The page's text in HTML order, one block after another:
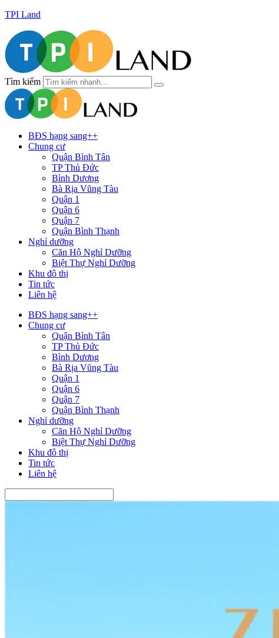
TPI Land
Tìm kiếm
BĐS hạng sang++
Chung cư
Quận Bình Tân
TP Thủ Đức
Bình Dương
Bà Rịa Vũng Tàu
Quận 1
Quận 6
Quận 7
Quận Bình Thạnh
Nghỉ dưỡng
Căn Hộ Nghỉ Dưỡng
Biệt Thự Nghỉ Dưỡng
Khu đô thị
Tin tức
Liên hệ
BĐS hạng sang++
Chung cư
Quận Bình Tân
TP Thủ Đức
Bình Dương
Bà Rịa Vũng Tàu
Quận 1
Quận 6
Quận 7
Quận Bình Thạnh
Nghỉ dưỡng
Căn Hộ Nghỉ Dưỡng
Biệt Thự Nghỉ Dưỡng
Khu đô thị
Tin tức
Liên hệ